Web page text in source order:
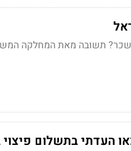
לשכר? תשובה מאת המחלקה
העדתי בתשלום